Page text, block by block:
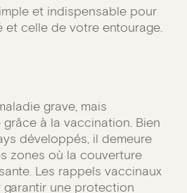
et indispensable pour
et celle de votre entourage.
grave, mais
à la vaccination. Bien
développés, il demeure
zones où la couverture
Les rappels vaccinaux
une protection